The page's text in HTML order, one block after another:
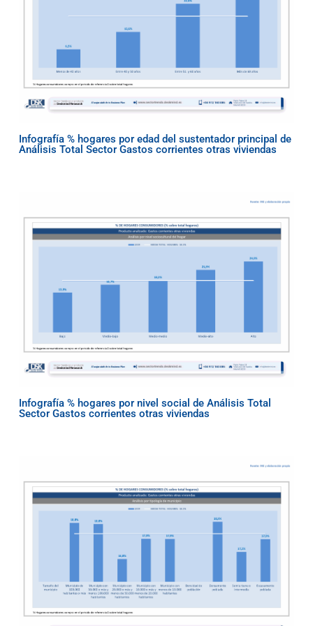
Infografía % hogares por edad del sustentador principal de
Análisis Total Sector Gastos corrientes otras viviendas
Infografía % hogares por nivel social de Análisis Total
Sector Gastos corrientes otras viviendas